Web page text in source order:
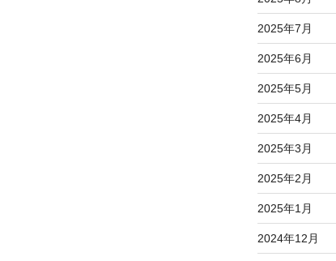
2025年7月
2025年6月
2025年5月
2025年4月
2025年3月
2025年2月
2025年1月
2024年12月